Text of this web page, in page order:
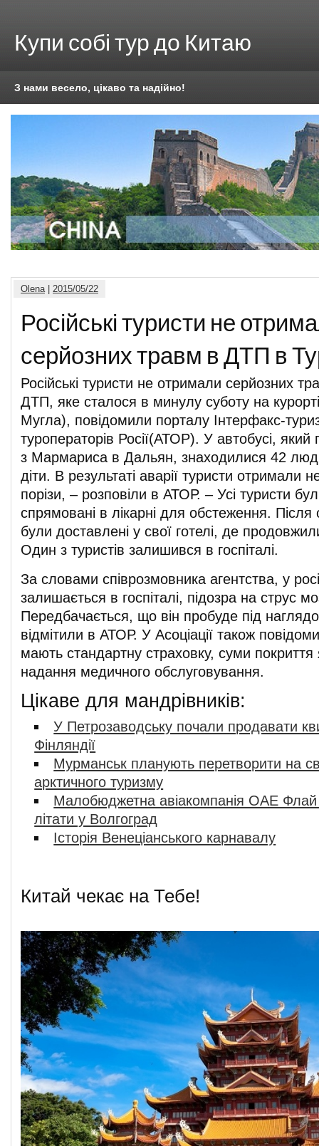
Купи собі тур до Китаю
З нами весело, цікаво та надійно!
Olena| 2015/05/22
Російські туристи не
серйозних травм в ДТП в
Російські туристи не отримали серйозних
ДТП, яке сталося в минулу суботу на
Мугла), повідомили порталу Інтерфакс-
туроператорів Росії(АТОР). У автобусі, який
з Мармариса в Дальян, знаходилися 42
діти. В результаті аварії туристи отримали
порізи, – розповіли в АТОР. – Усі туристи
спрямовані в лікарні для обстеження. Після
були доставлені у свої готелі, де
Один з туристів залишився в госпіталі.
За словами співрозмовника агентства, у
залишається в госпіталі, підозра на струс
Передбачається, що він пробуде під
відмітили в АТОР. У Асоціації також
мають стандартну страховку, суми покриття
надання медичного обслуговування.
Цікаве для мандрівників:
У Петрозаводську почали продавати
Фінляндії
Мурманськ планують перетворити на
арктичного туризму
Малобюджетна авіакомпанія ОАЕ
літати у Волгоград
Історія Венеціанського карнавалу
Китай чекає на Тебе!